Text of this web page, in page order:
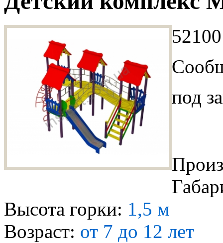
под
Высота горки: 1,5 м
Возраст: от 7 до 12 лет